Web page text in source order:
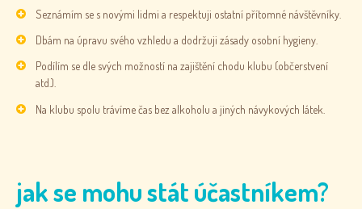
Seznámím se s novými lidmi a respektuji ostatní přítomné návštěvníky.
Dbám na úpravu svého vzhledu a dodržuji zásady osobní hygieny.
Podílím se dle svých možností na zajištění chodu klubu (občerstvení
atd.).
Na klubu spolu trávíme čas bez alkoholu a jiných návykových látek.
jak se mohu stát účastníkem?